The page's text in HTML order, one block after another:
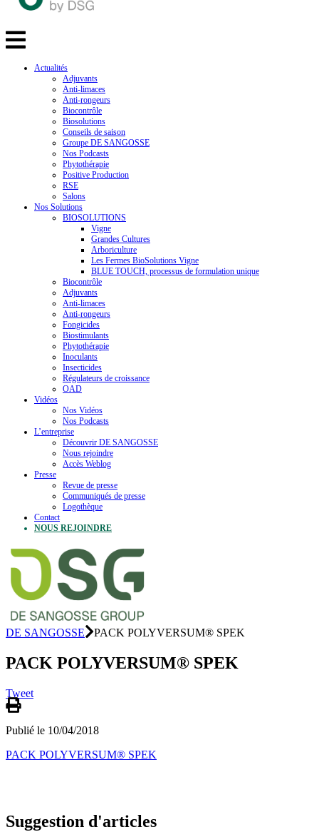
Actualités
Adjuvants
Anti-limaces
Anti-rongeurs
Biocontrôle
Biosolutions
Conseils de saison
Groupe DE SANGOSSE
Nos Podcasts
Phytothérapie
Positive Production
RSE
Salons
Nos Solutions
BIOSOLUTIONS
Vigne
Grandes Cultures
Arboriculture
Les Fermes BioSolutions Vigne
BLUE TOUCH, processus de formulation unique
Biocontrôle
Adjuvants
Anti-limaces
Anti-rongeurs
Fongicides
Biostimulants
Phytothérapie
Inoculants
Insecticides
Régulateurs de croissance
OAD
Vidéos
Nos Vidéos
Nos Podcasts
L’entreprise
Découvrir DE SANGOSSE
Nous rejoindre
Accès Weblog
Presse
Revue de presse
Communiqués de presse
Logothèque
Contact
NOUS REJOINDRE
DE SANGOSSE PACK POLYVERSUM® SPEK
PACK POLYVERSUM® SPEK
Tweet
Publié le 10/04/2018
PACK POLYVERSUM® SPEK
Suggestion d'articles